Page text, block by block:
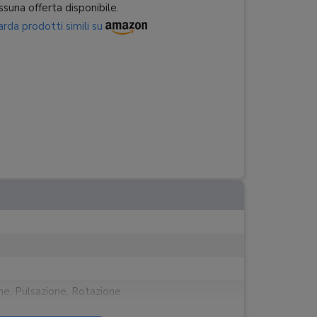
offerta disponibile.
prodotti simili su
Pulsazione, Rotazione